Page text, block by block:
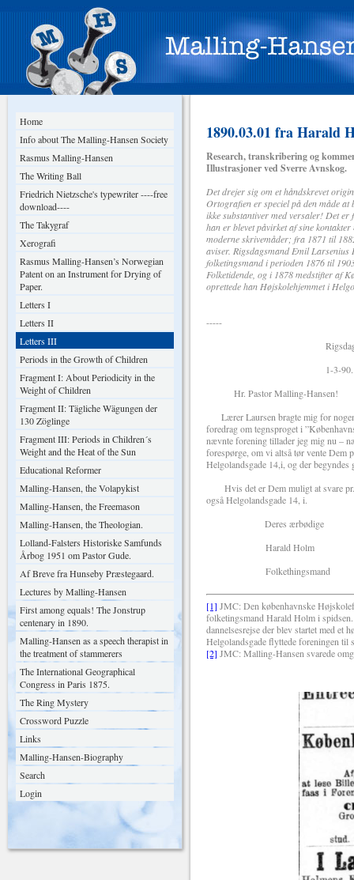
Home
Info about The Malling-Hansen Society
Rasmus Malling-Hansen
The Writing Ball
Friedrich Nietzsche's typewriter ----free
download----
The Takygraf
Xerografi
Rasmus Malling-Hansen’s Norwegian
Patent on an Instrument for Drying of
Paper.
Letters I
Letters II
Letters III
Periods in the Growth of Children
Fragment I: About Periodicity in the
Weight of Children
Fragment II: Tägliche Wägungen der
130 Zöglinge
Fragment III: Periods in Children´s
Weight and the Heat of the Sun
Educational Reformer
Malling-Hansen, the Volapykist
Malling-Hansen, the Freemason
Malling-Hansen, the Theologian.
Lolland-Falsters Historiske Samfunds
Årbog 1951 om Pastor Gude.
Af Breve fra Hunseby Præstegaard.
Lectures by Malling-Hansen
First among equals! The Jonstrup
centenary in 1890.
Malling-Hansen as a speech therapist in
the treatment of stammerers
The International Geographical
Congress in Paris 1875.
The Ring Mystery
Crossword Puzzle
Links
Malling-Hansen-Biography
Search
Login
1890.03.01 fra Harald
Research, transkribering og
Illustrasjoner ved Sverre Avnskog.
Det drejer sig om et håndskrevet
Ortografien er speciel på den måde at
ikke substantiver med versaler! Det
han er blevet påvirket af sine
moderne skrivemåder; fra 1871 til
aviser. Rigsdagsmand Emil
folketingsmand i perioden 1876 til
Folketidende, og i 1878 medstifter af
oprettede han Højskolehjemmet i
-----
1-3-90.
Hr. Pastor Malling-Hansen!
Lærer Laursen bragte mig for nogen
foredrag om tegnsproget i
nævnte forening tillader jeg mig nu –
forespørge, om vi altså tør vente Dem
Helgolandsgade 14,i, og der
Hvis det er Dem muligt at svare pr.
også Helgolandsgade 14, i.
Deres ærbødige
Harald Holm
Folkethingsmand
[1] JMC: Den københavnske
folketingsmand Harald Holm i
dannelsesrejse der blev startet med et
Helgolandsgade flyttede foreningen til
[2] JMC: Malling-Hansen svarede